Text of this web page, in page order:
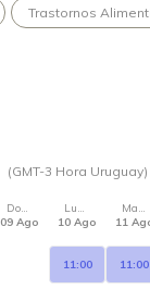
Trastornos
(GMT-3 Hora Uruguay)
Domingo
09 Ago
Lunes
10 Ago
11:00
Martes
11
11:00